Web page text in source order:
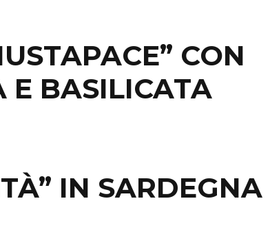
CON
E BASILICATA
IN SARDEGNA